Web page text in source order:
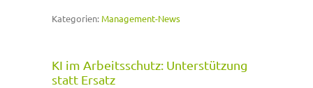
Kategorien: Management-News
KI im Arbeitsschutz: Unterstützung
statt Ersatz